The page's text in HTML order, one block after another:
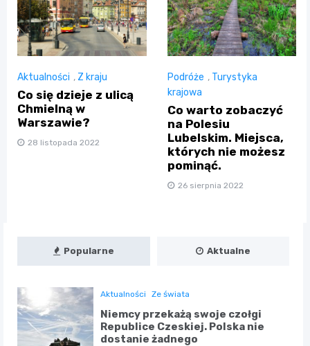
Aktualności , Z kraju
Co się dzieje z ulicą
Chmielną w
Warszawie?
28 listopada 2022
Podróże , Turystyka
krajowa
Co warto zobaczyć
na Polesiu
Lubelskim. Miejsca,
których nie możesz
pominąć.
26 sierpnia 2022
Popularne Aktualne
Aktualności Ze świata
Niemcy przekażą swoje czołgi
Republice Czeskiej. Polska nie
dostanie żadnego